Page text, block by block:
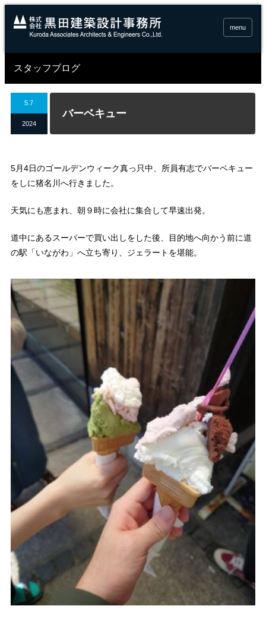
menu
スタッフブログ
5.7
2024
バーベキュー
5月4日のゴールデンウィーク真っ只中、所員有志でバーベキュー
をしに猪名川へ行きました。
天気にも恵まれ、朝９時に会社に集合して早速出発。
道中にあるスーパーで買い出しをした後、目的地へ向かう前に道
の駅「いながわ」へ立ち寄り、ジェラートを堪能。